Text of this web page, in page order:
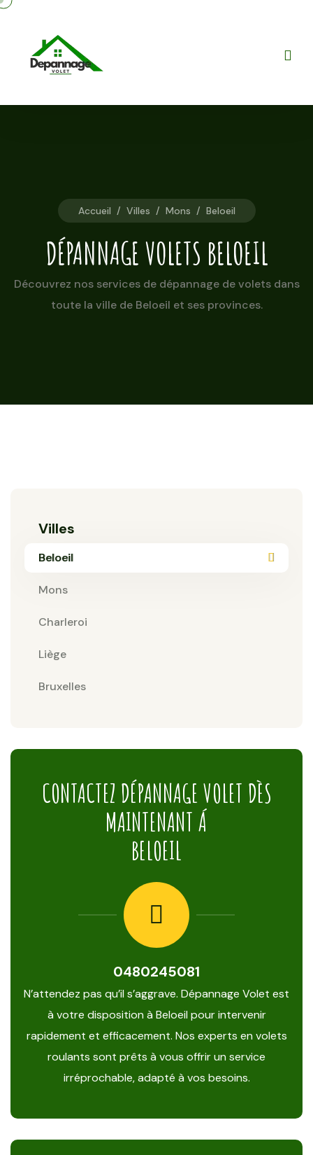
Accueil / Villes / Mons / Beloeil
DÉPANNAGE VOLETS BELOEIL
Découvrez nos services de dépannage de volets dans
toute la ville de Beloeil et ses provinces.
Villes
Beloeil
Mons
Charleroi
Liège
Bruxelles
CONTACTEZ DÉPANNAGE VOLET DÈS
MAINTENANT Á
BELOEIL
0480245081
N’attendez pas qu’il s’aggrave. Dépannage Volet est
à votre disposition à Beloeil pour intervenir
rapidement et efficacement. Nos experts en volets
roulants sont prêts à vous offrir un service
irréprochable, adapté à vos besoins.